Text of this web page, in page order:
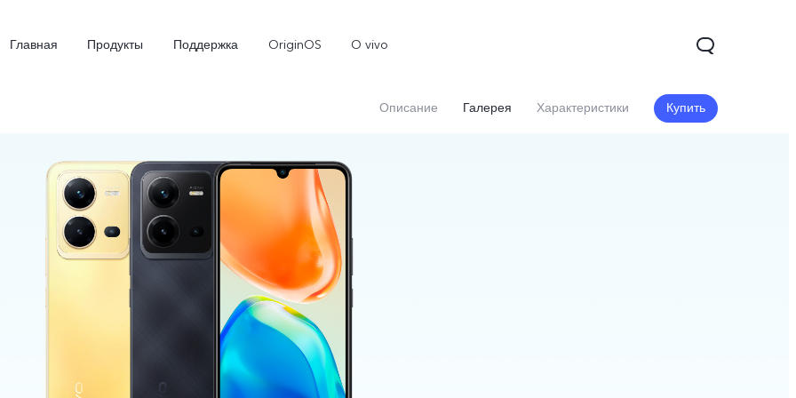
Главная Продукты Поддержка OriginOS O vivo
Описание Галерея Характеристики Купить